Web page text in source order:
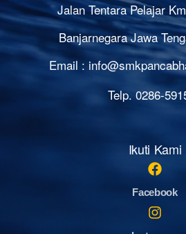
Jalan Tentara Pelajar
Banjarnegara Jawa
Email :
Telp. 0286-
Ikuti Kami
Facebook